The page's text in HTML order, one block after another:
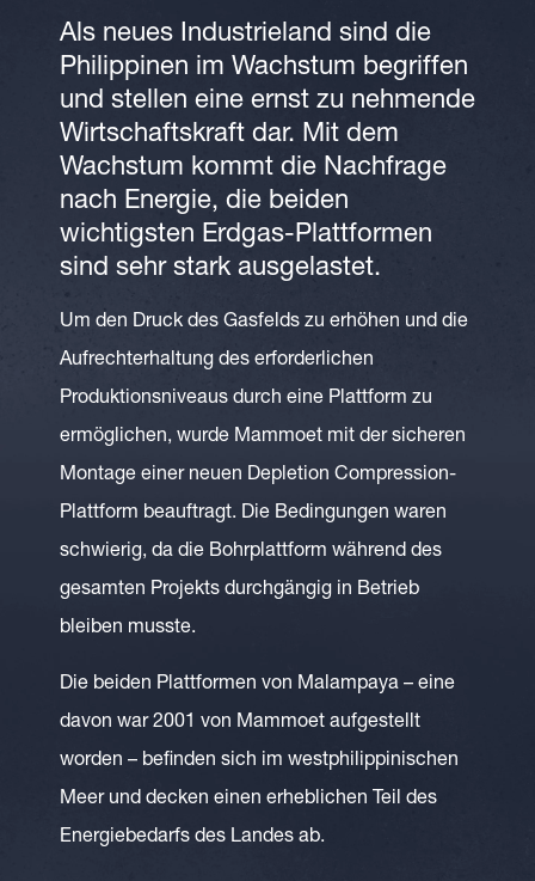
Als neues Industrieland sind die
Philippinen im Wachstum begriffen
und stellen eine ernst zu nehmende
Wirtschaftskraft dar. Mit dem
Wachstum kommt die Nachfrage
nach Energie, die beiden
wichtigsten Erdgas-Plattformen
sind sehr stark ausgelastet.
Um den Druck des Gasfelds zu erhöhen und die
Aufrechterhaltung des erforderlichen
Produktionsniveaus durch eine Plattform zu
ermöglichen, wurde Mammoet mit der sicheren
Montage einer neuen Depletion Compression-
Plattform beauftragt. Die Bedingungen waren
schwierig, da die Bohrplattform während des
gesamten Projekts durchgängig in Betrieb
bleiben musste.
Die beiden Plattformen von Malampaya – eine
davon war 2001 von Mammoet aufgestellt
worden – befinden sich im westphilippinischen
Meer und decken einen erheblichen Teil des
Energiebedarfs des Landes ab.